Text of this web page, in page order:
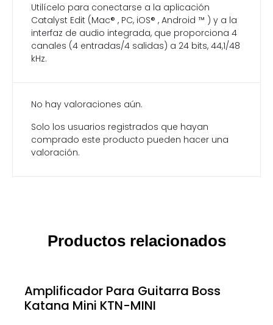
Utilícelo para conectarse a la aplicación
Catalyst Edit (Mac® , PC, iOS® , Android ™ ) y a la
interfaz de audio integrada, que proporciona 4
canales (4 entradas/4 salidas) a 24 bits, 44,1/48
kHz.
No hay valoraciones aún.
Solo los usuarios registrados que hayan
comprado este producto pueden hacer una
valoración.
Productos relacionados
Amplificador Para Guitarra Boss
Katana Mini KTN-MINI